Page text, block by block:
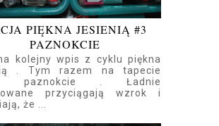
PIĘKNA JESIENIĄ #3
PAZNOKCIE
kolejny wpis z cyklu piękna
. Tym razem na tapecie
paznokcie . Ładnie
przyciągają wzrok i
że ...